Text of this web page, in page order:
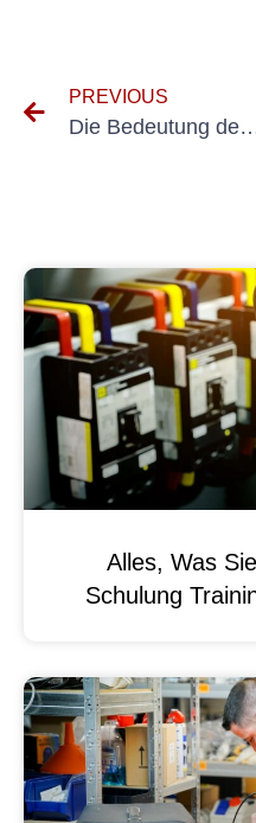
PREVIOUS
Die Bedeutung der Urheberrechtsberatung beim
Alles, Was
Schulung